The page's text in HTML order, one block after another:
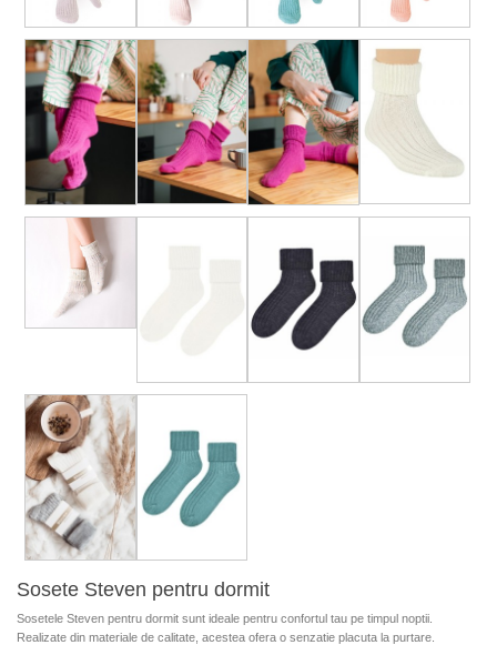
Sosete Steven pentru dormit
Sosetele Steven pentru dormit sunt ideale pentru confortul tau pe timpul noptii.
Realizate din materiale de calitate, acestea ofera o senzatie placuta la purtare.